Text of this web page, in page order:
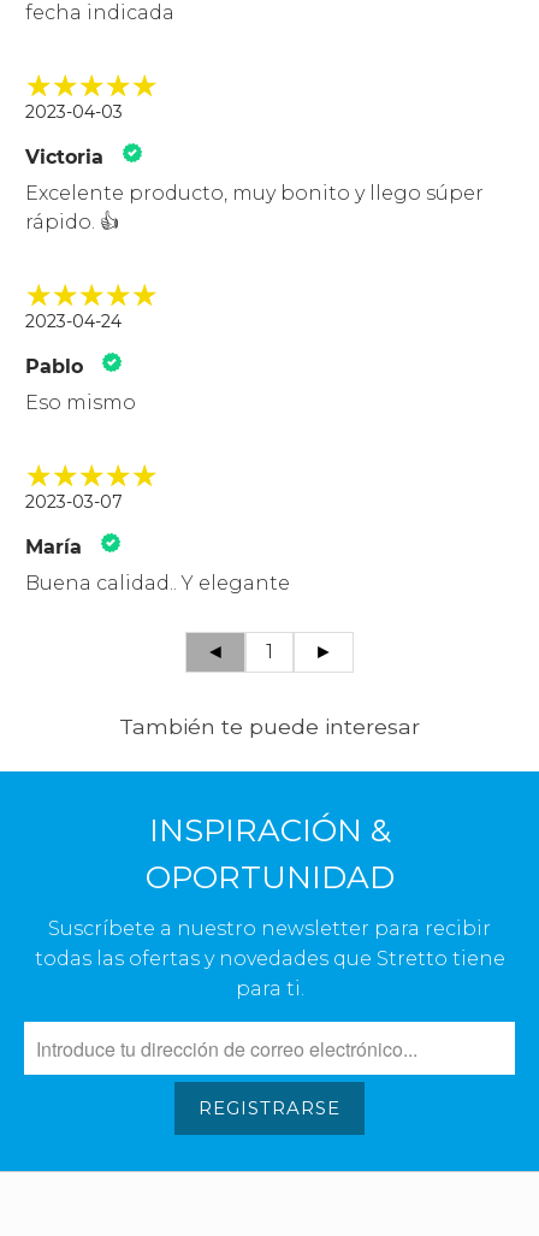
fecha indicada
2023-04-03
Victoria
Excelente producto, muy bonito y llego súper
rápido. 👍
2023-04-24
Pablo
Eso mismo
2023-03-07
María
Buena calidad.. Y elegante
◄ 1 ►
También te puede interesar
INSPIRACIÓN &
OPORTUNIDAD
Suscríbete a nuestro newsletter para recibir
todas las ofertas y novedades que Stretto tiene
para ti.
REGISTRARSE